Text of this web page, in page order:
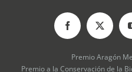
Premio Aragón
Premio a la Conservación de la